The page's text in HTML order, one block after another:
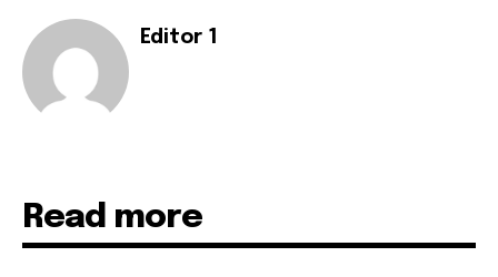
Editor 1
Read more